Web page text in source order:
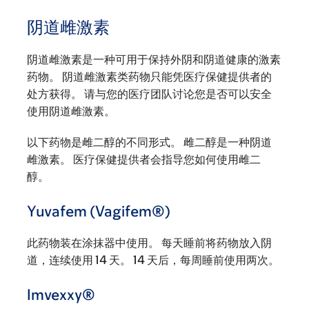
阴道雌激素
阴道雌激素是一种可用于保持外阴和阴道健康的激素
药物。 阴道雌激素类药物只能凭医疗保健提供者的
处方获得。 请与您的医疗团队讨论您是否可以安全
使用阴道雌激素。
以下药物是雌二醇的不同形式。 雌二醇是一种阴道
雌激素。 医疗保健提供者会指导您如何使用雌二
醇。
Yuvafem (Vagifem®)
此药物装在涂抹器中使用。 每天睡前将药物放入阴
道，连续使用 14 天。 14 天后，每周睡前使用两次。
Imvexxy®